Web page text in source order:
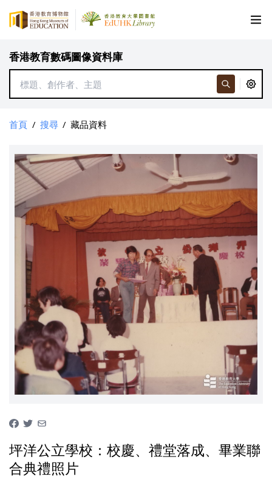
香港教育數碼圖像資料庫
首頁 / 搜尋 / 藏品資料
坪洋公立學校：校慶、禮堂落成、畢業聯
合典禮照片